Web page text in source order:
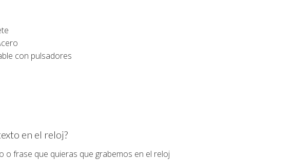
con pulsadores
en el reloj?
o frase que quieras que grabemos en el reloj